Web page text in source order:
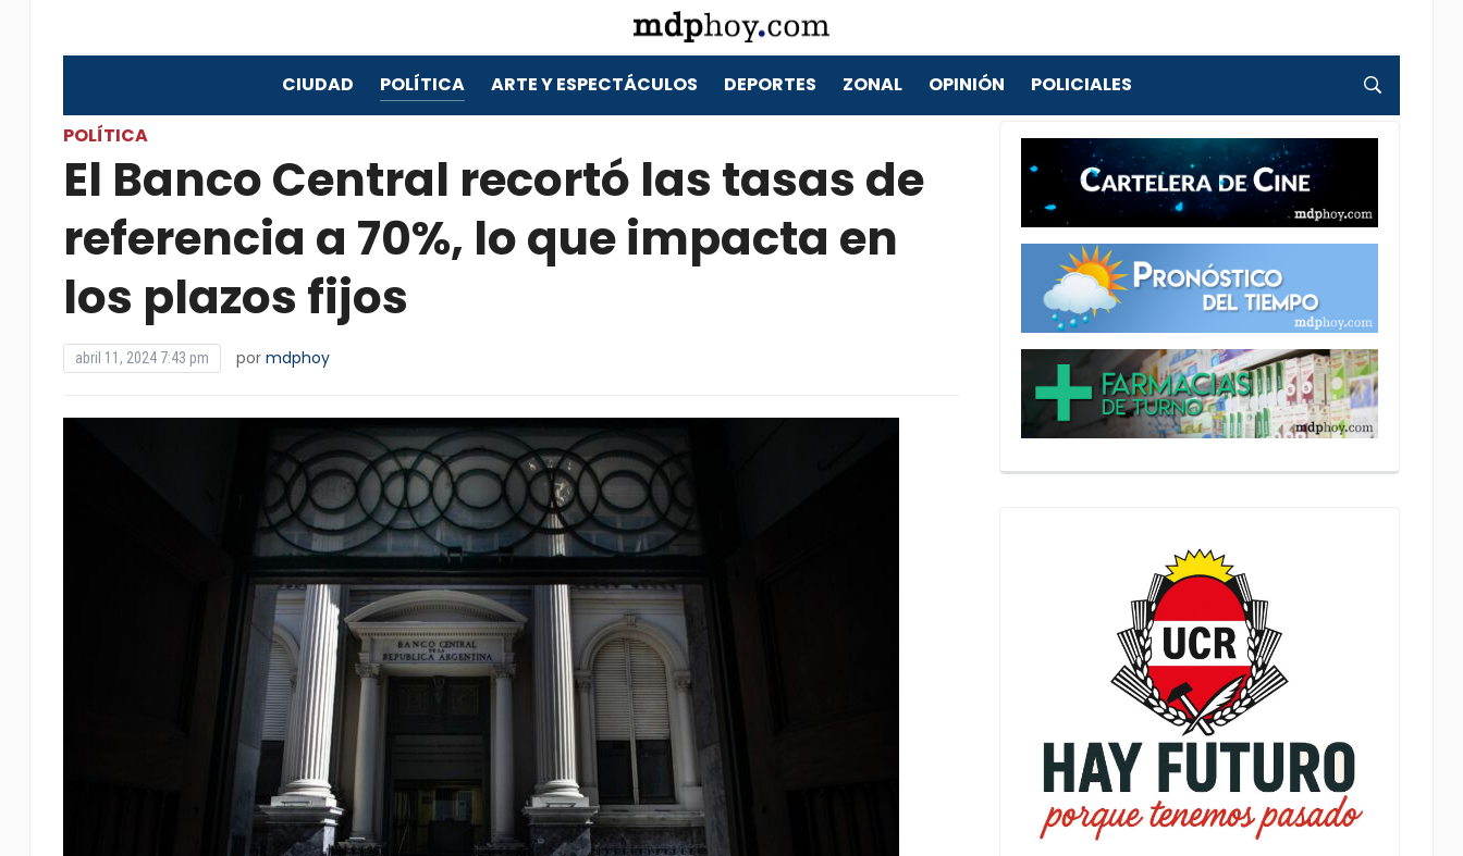
CIUDAD POLÍTICA ARTE Y ESPECTÁCULOS DEPORTES ZONAL OPINIÓN POLICIALES
POLÍTICA
El Banco Central recortó las tasas de
referencia a 70%, lo que impacta en
los plazos fijos
abril 11, 2024 7:43 pm por mdphoy